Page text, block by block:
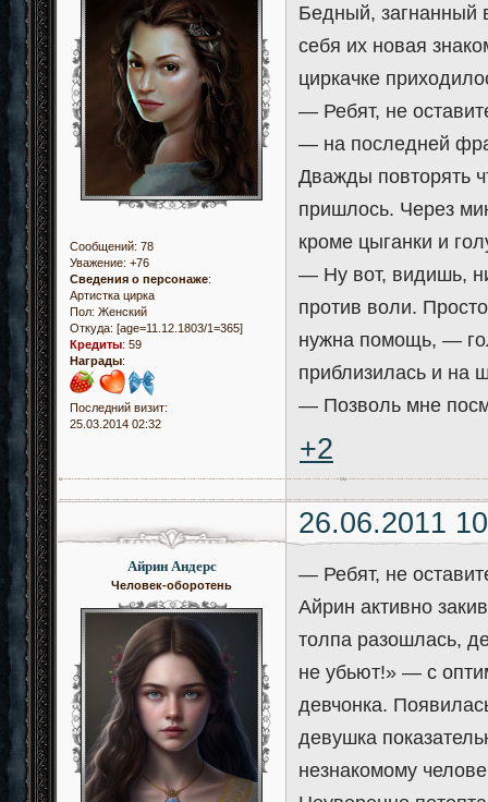
Сообщений: 78
Уважение: +76
Сведения о персонаже:
Артистка цирка
Пол: Женский
Откуда: [age=11.12.1803/1=365]
Кредиты: 59
Награды:
Последний визит:
25.03.2014 02:32
Бедный, загнанный
себя их новая
циркачке
— Ребят, не
— на последней
Дважды повторять
пришлось. Через
кроме цыганки и
— Ну вот, видишь,
против воли.
нужна помощь, —
приблизилась и на
— Позволь мне
+2
26.06.2011
Айрин Андерс
Человек-оборотень
— Ребят, не
Айрин активно
толпа разошлась,
не убьют!» — с
девчонка.
девушка
незнакомому